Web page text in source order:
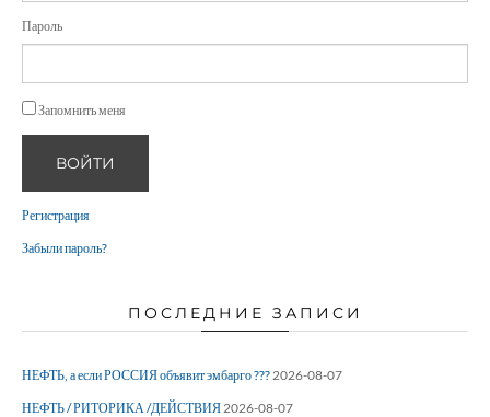
Пароль
Запомнить меня
ВОЙТИ
Регистрация
Забыли пароль?
ПОСЛЕДНИЕ ЗАПИСИ
НЕФТЬ, а если РОССИЯ объявит эмбарго ??? 2026-08-07
НЕФТЬ / РИТОРИКА /ДЕЙСТВИЯ 2026-08-07